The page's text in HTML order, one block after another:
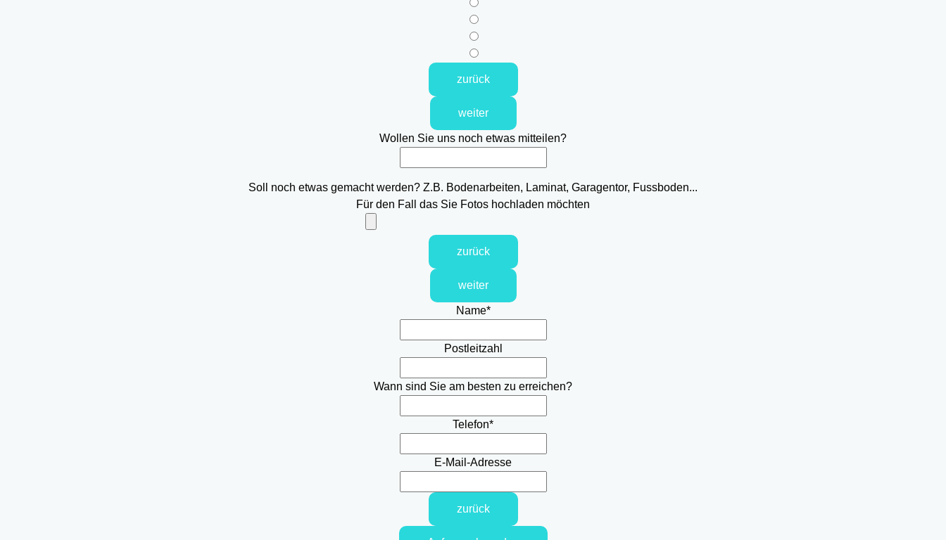
zurück
weiter
Wollen Sie uns noch etwas mitteilen?
Soll noch etwas gemacht werden? Z.B. Bodenarbeiten, Laminat, Garagentor, Fussboden...
Für den Fall das Sie Fotos hochladen möchten
zurück
weiter
Name*
Postleitzahl
Wann sind Sie am besten zu erreichen?
Telefon*
E-Mail-Adresse
zurück